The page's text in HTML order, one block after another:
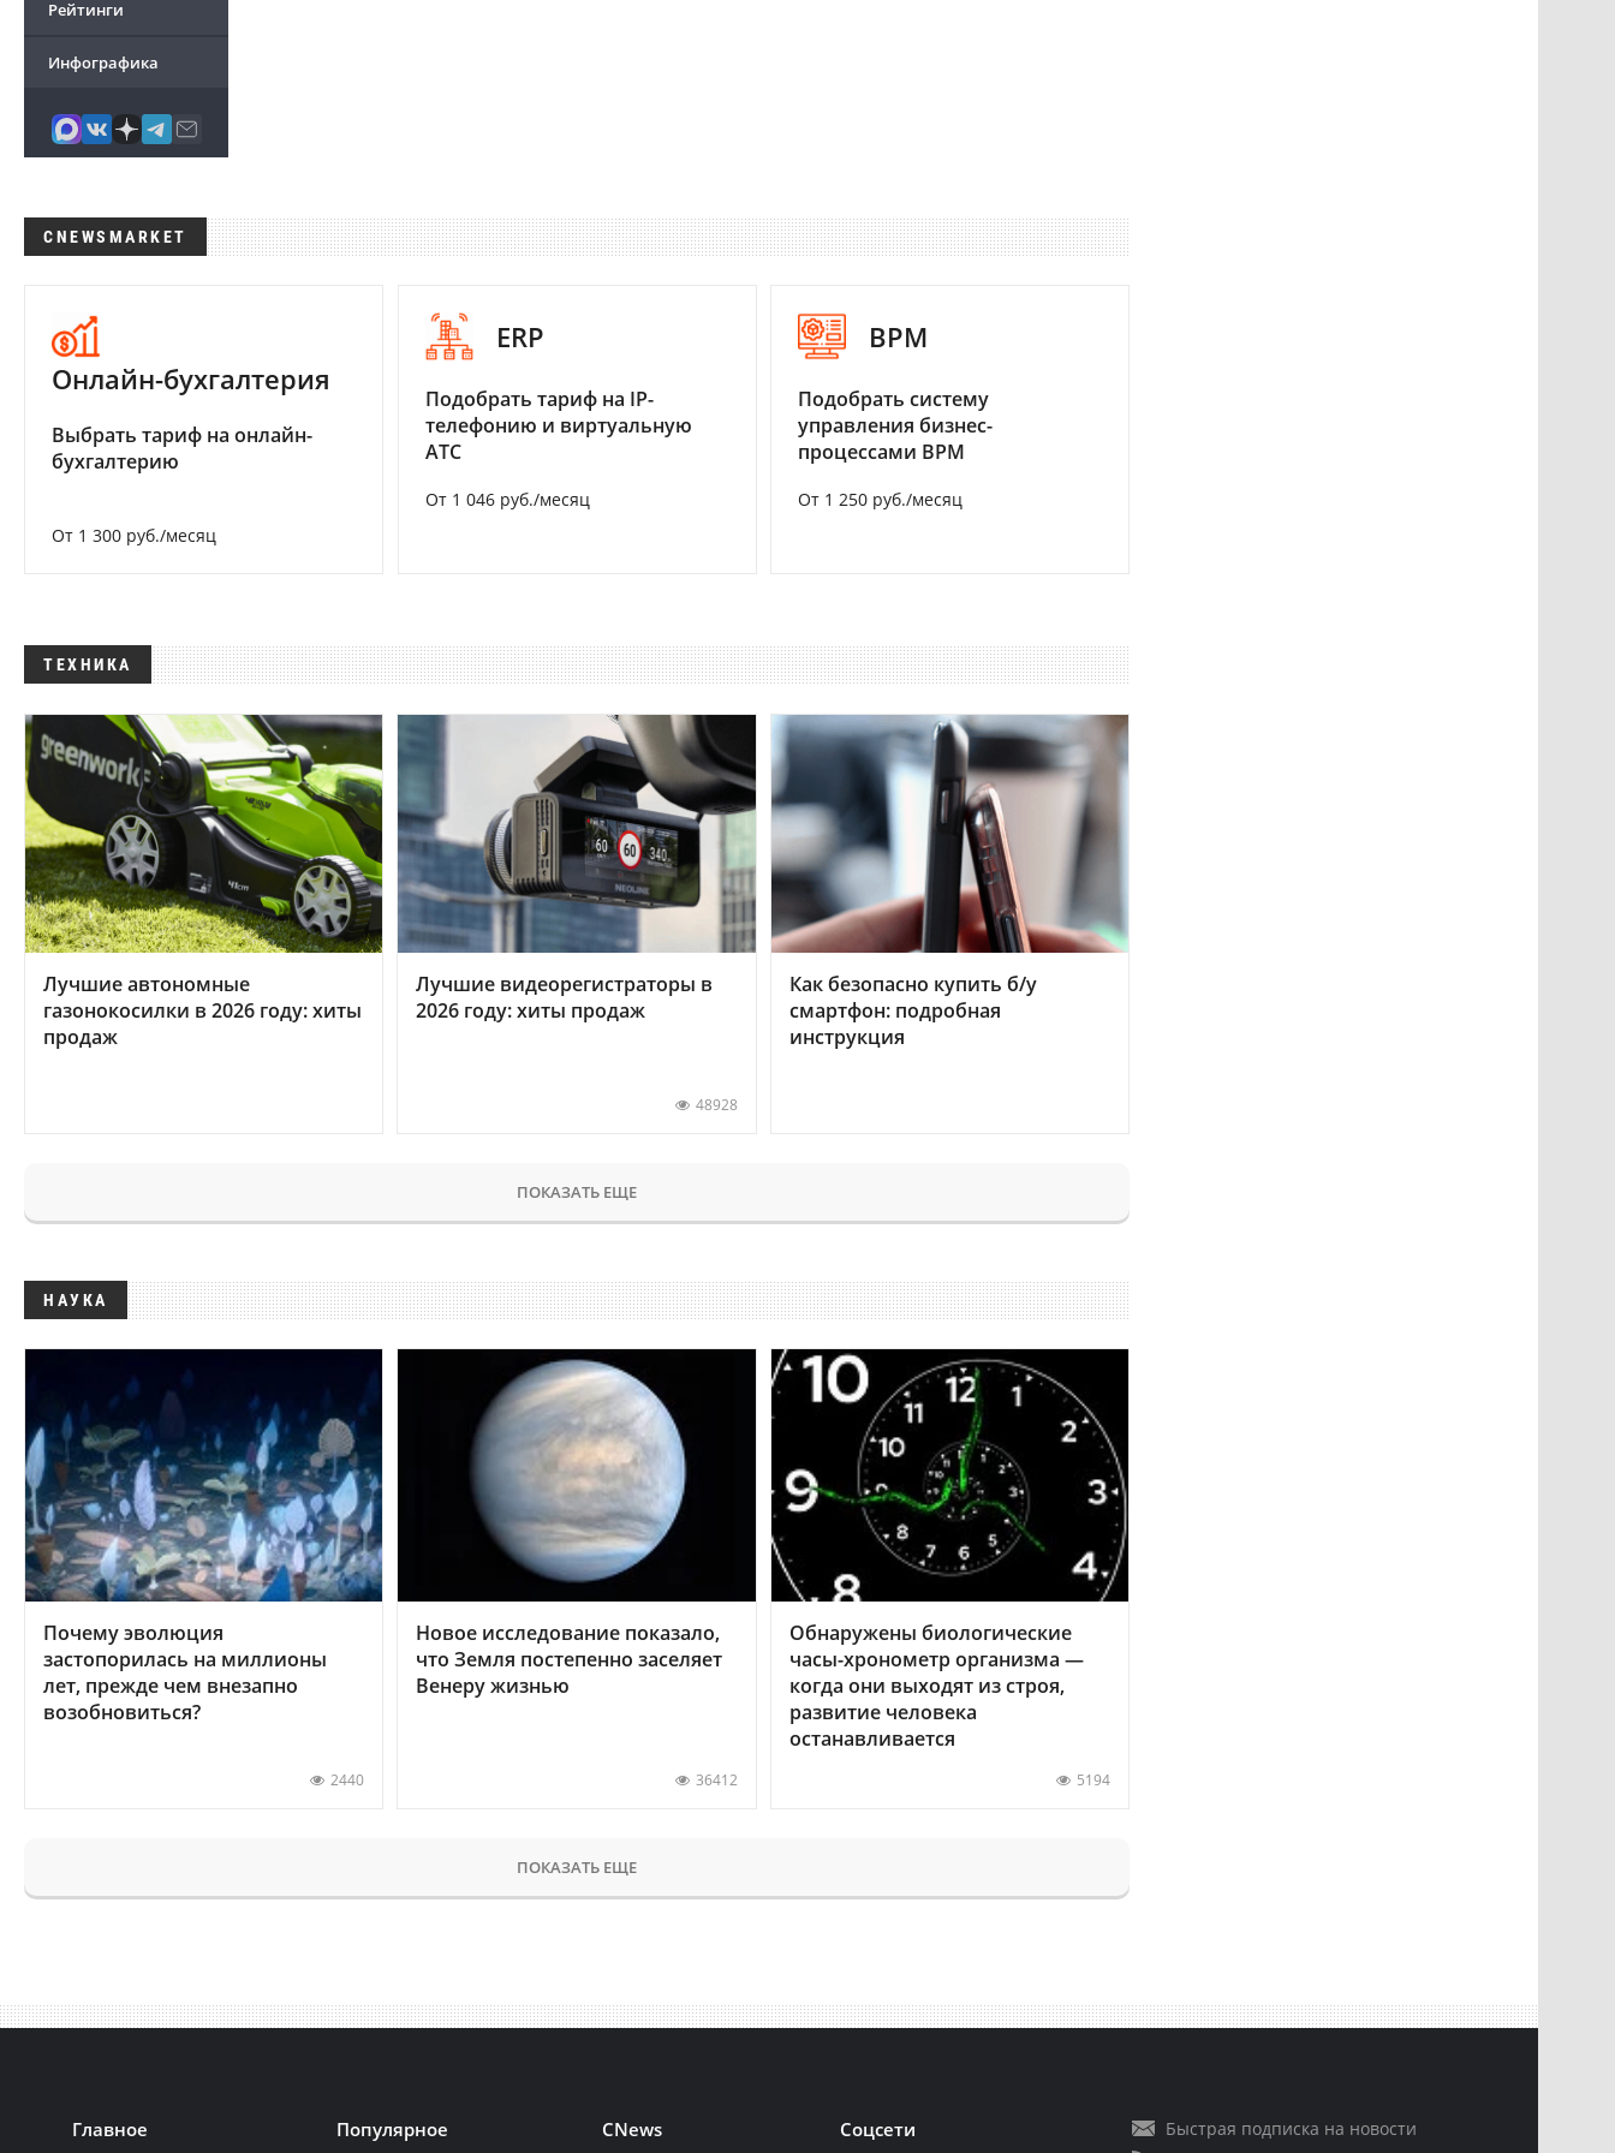
Рейтинги
Инфографика
CNEWSMARKET
Онлайн-бухгалтерия
Выбрать тариф на онлайн-
бухгалтерию
От 1 300 руб./месяц
ERP
Подобрать тариф на IP-
телефонию и виртуальную
АТС
От 1 046 руб./месяц
BPM
Подобрать систему
управления бизнес-
процессами BPM
От 1 250 руб./месяц
ТЕХНИКА
Лучшие автономные
газонокосилки в 2026 году: хиты
продаж
Лучшие видеорегистраторы в
2026 году: хиты продаж
48928
Как безопасно купить б/у
смартфон: подробная
инструкция
ПОКАЗАТЬ ЕЩЕ
НАУКА
Почему эволюция
застопорилась на миллионы
лет, прежде чем внезапно
возобновиться?
2440
Новое исследование показало,
что Земля постепенно заселяет
Венеру жизнью
36412
Обнаружены биологические
часы-хронометр организма —
когда они выходят из строя,
развитие человека
останавливается
5194
ПОКАЗАТЬ ЕЩЕ
Главное Популярное CNews Соцсети
Быстрая подписка на новости